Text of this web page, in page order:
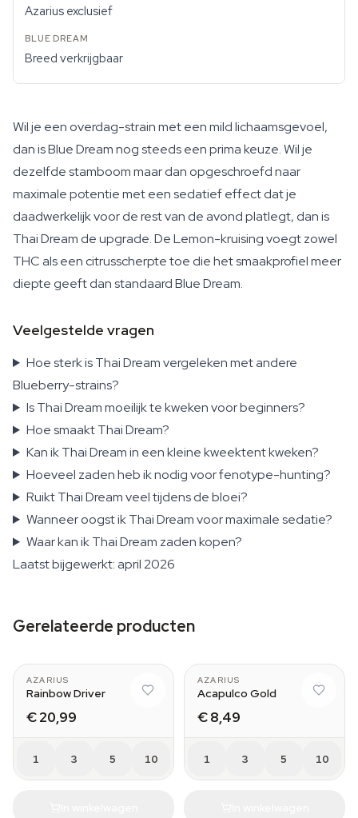
Azarius exclusief
Breed verkrijgbaar
Wil je een overdag-strain met een mild lichaamsgevoel,
dan is Blue Dream nog steeds een prima keuze. Wil je
dezelfde stamboom maar dan opgeschroefd naar
maximale potentie met een sedatief effect dat je
daadwerkelijk voor de rest van de avond platlegt, dan is
Thai Dream de upgrade. De Lemon-kruising voegt zowel
THC als een citrusscherpte toe die het smaakprofiel meer
diepte geeft dan standaard Blue Dream.
Veelgestelde vragen
Hoe sterk is Thai Dream vergeleken met andere
Blueberry-strains?
Is Thai Dream moeilijk te kweken voor beginners?
Hoe smaakt Thai Dream?
Kan ik Thai Dream in een kleine kweektent kweken?
Hoeveel zaden heb ik nodig voor fenotype-hunting?
Ruikt Thai Dream veel tijdens de bloei?
Wanneer oogst ik Thai Dream voor maximale sedatie?
Waar kan ik Thai Dream zaden kopen?
Laatst bijgewerkt: april 2026
Gerelateerde producten
AZARIUS
Rainbow Driver
€ 20,99
1 3 5 10
AZARIUS
Acapulco Gold
€ 8,49
1 3 5 10